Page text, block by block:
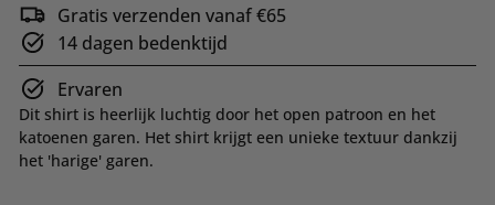
Gratis verzenden vanaf €65
14 dagen bedenktijd
Ervaren
Dit shirt is heerlijk luchtig door het open patroon en het
katoenen garen. Het shirt krijgt een unieke textuur dankzij
het 'harige' garen.